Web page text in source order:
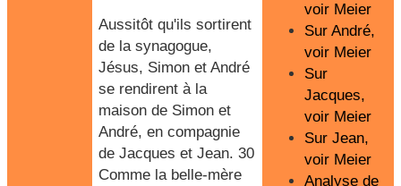
Aussitôt qu'ils sortirent
de la synagogue,
Jésus, Simon et André
se rendirent à la
maison de Simon et
André, en compagnie
de Jacques et Jean. 30
Comme la belle-mère
voir Meier
Sur André,
voir Meier
Sur
Jacques,
voir Meier
Sur Jean,
voir Meier
Analyse de